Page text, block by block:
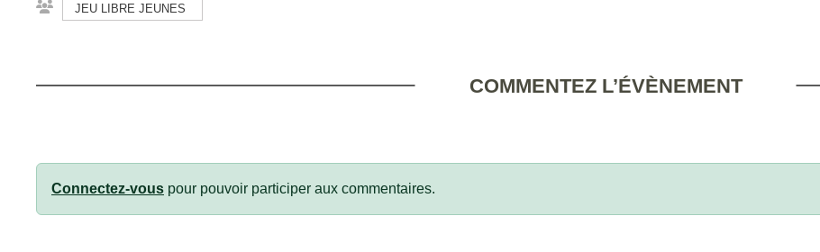
JEU LIBRE JEUNES
COMMENTEZ L’ÉVÈNEMENT
Connectez-vous pour pouvoir participer aux commentaires.